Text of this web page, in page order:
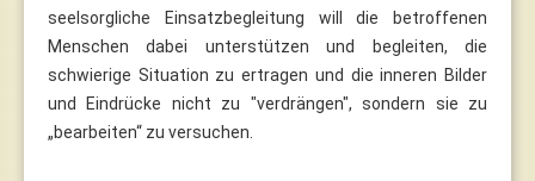
seelsorgliche Einsatzbegleitung will die betroffenen
Menschen dabei unterstützen und begleiten, die
schwierige Situation zu ertragen und die inneren Bilder
und Eindrücke nicht zu "verdrängen", sondern sie zu
„bearbeiten“ zu versuchen.